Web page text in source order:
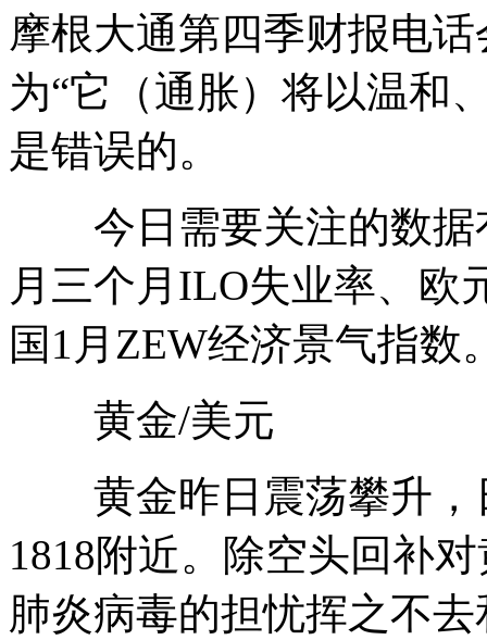
摩根大通第四季财报电
为“它（通胀）将以温和
是错误的。
今日需要关注的数据
月三个月ILO失业率、欧
国1月ZEW经济景气指数
黄金/美元
黄金昨日震荡攀升，
1818附近。除空头回补
肺炎病毒的担忧挥之不